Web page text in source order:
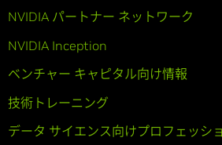
NVIDIA パートナー ネットワーク
NVIDIA Inception
ベンチャー キャピタル向け情報
技術トレーニング
データ サイエンス向けプロフェッシ